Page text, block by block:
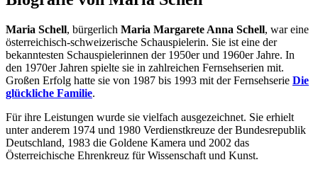
Maria Schell, bürgerlich Maria Margarete Anna Schell, war eine
österreichisch-schweizerische Schauspielerin. Sie ist eine der
bekanntesten Schauspielerinnen der 1950er und 1960er Jahre. In
den 1970er Jahren spielte sie in zahlreichen Fernsehserien mit.
Großen Erfolg hatte sie von 1987 bis 1993 mit der Fernsehserie Die
glückliche Familie.
Für ihre Leistungen wurde sie vielfach ausgezeichnet. Sie erhielt
unter anderem 1974 und 1980 Verdienstkreuze der Bundesrepublik
Deutschland, 1983 die Goldene Kamera und 2002 das
Österreichische Ehrenkreuz für Wissenschaft und Kunst.